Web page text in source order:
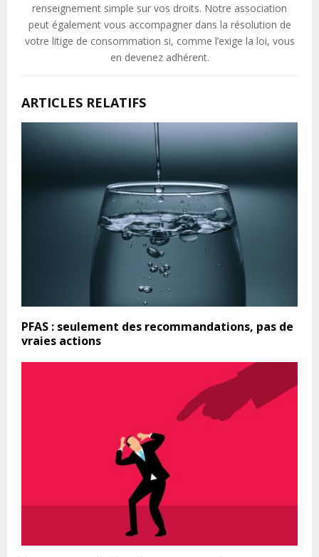
renseignement simple sur vos droits. Notre association
peut également vous accompagner dans la résolution de
votre litige de consommation si, comme l’exige la loi, vous
en devenez adhérent.
ARTICLES RELATIFS
PFAS : seulement des recommandations, pas de
vraies actions